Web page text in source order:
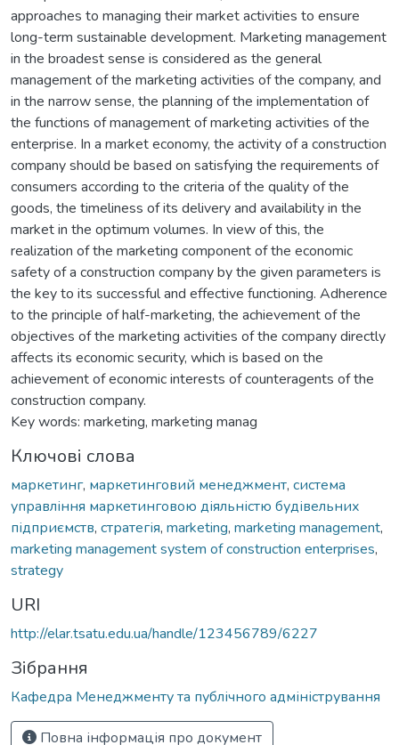
approaches to managing their market activities to ensure
long-term sustainable development. Marketing management
in the broadest sense is considered as the general
management of the marketing activities of the company, and
in the narrow sense, the planning of the implementation of
the functions of management of marketing activities of the
enterprise. In a market economy, the activity of a construction
company should be based on satisfying the requirements of
consumers according to the criteria of the quality of the
goods, the timeliness of its delivery and availability in the
market in the optimum volumes. In view of this, the
realization of the marketing component of the economic
safety of a construction company by the given parameters is
the key to its successful and effective functioning. Adherence
to the principle of half-marketing, the achievement of the
objectives of the marketing activities of the company directly
affects its economic security, which is based on the
achievement of economic interests of counteragents of the
construction company.
Key words: marketing, marketing manag
Ключові слова
маркетинг, маркетинговий менеджмент, система
управління маркетинговою діяльністю будівельних
підприємств, стратегія, marketing, marketing management,
marketing management system of construction enterprises,
strategy
URI
http://elar.tsatu.edu.ua/handle/123456789/6227
Зібрання
Кафедра Менеджменту та публічного адміністрування
Повна інформація про документ